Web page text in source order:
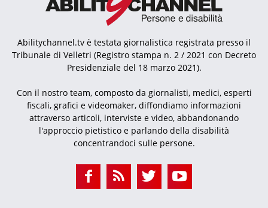
Abilitychannel.tv è testata giornalistica registrata presso il
Tribunale di Velletri (Registro stampa n. 2 / 2021 con Decreto
Presidenziale del 18 marzo 2021).
Con il nostro team, composto da giornalisti, medici, esperti
fiscali, grafici e videomaker, diffondiamo informazioni
attraverso articoli, interviste e video, abbandonando
l'approccio pietistico e parlando della disabilità
concentrandoci sulle persone.